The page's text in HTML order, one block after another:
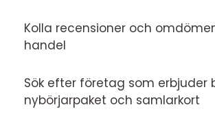
Kolla recensioner och
handel
Sök efter företag som erbjuder
nybörjarpaket och samlarkort